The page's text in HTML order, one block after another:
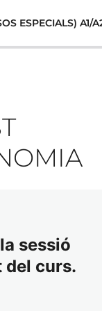
ESPECIALS) A1/
sessió
del curs.